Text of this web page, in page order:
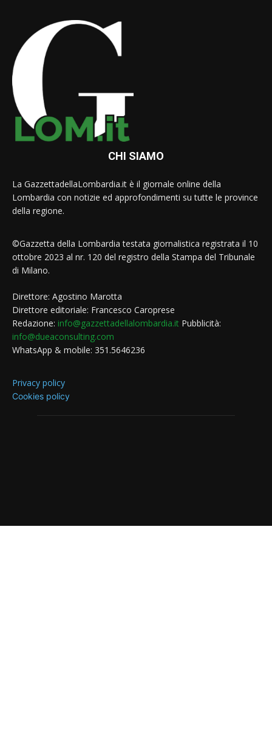
CHI SIAMO
La GazzettadellaLombardia.it è il giornale online della
Lombardia con notizie ed approfondimenti su tutte le province
della regione.
©Gazzetta della Lombardia testata giornalistica registrata il 10
ottobre 2023 al nr. 120 del registro della Stampa del Tribunale
di Milano.
Direttore: Agostino Marotta
Direttore editoriale: Francesco Caroprese
Redazione: info@gazzettadellalombardia.it Pubblicità:
info@dueaconsulting.com
WhatsApp & mobile: 351.5646236
Privacy policy
Cookies policy